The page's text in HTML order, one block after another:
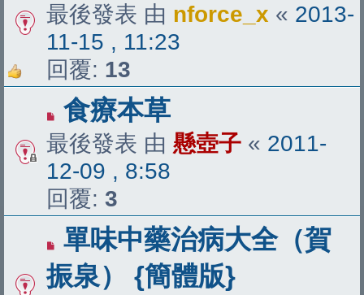
最後發表 由 nforce_x « 2013-
11-15 , 11:23
回覆: 13
食療本草
最後發表 由 懸壺子 « 2011-
12-09 , 8:58
回覆: 3
單味中藥治病大全（賀
振泉） {簡體版}